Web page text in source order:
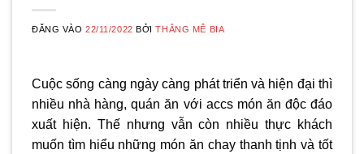
ĐĂNG VÀO22/11/2022 BỞITHẮNG MÊ BIA
Cuộc sống càng ngày càng phát triển và hiện đại thì
nhiều nhà hàng, quán ăn với accs món ăn độc đáo
xuất hiện. Thế nhưng vẫn còn nhiều thực khách
muốn tìm hiểu những món ăn chay thanh tịnh và tốt